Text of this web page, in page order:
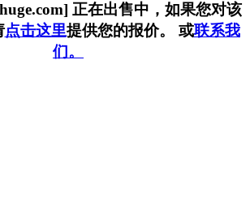
正在出售中，如果您对该
点击这里提供您的报价。 或联系我
们。